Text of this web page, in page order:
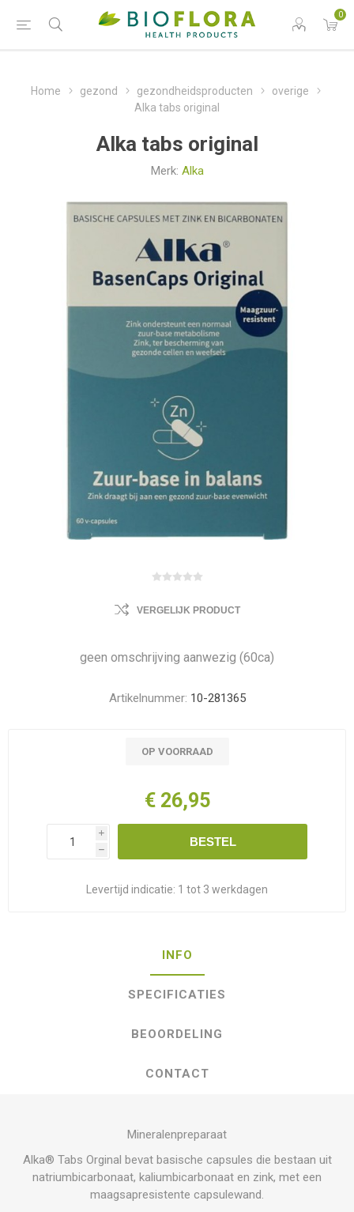
0
Home gezond gezondheidsproducten
overige
Alka tabs original
Alka tabs original
Merk: Alka
VERGELIJK PRODUCT
geen omschrijving aanwezig (60ca)
Artikelnummer: 10-281365
OP VOORRAAD
€ 26,95
i
h
BESTEL
Levertijd indicatie: 1 tot 3 werkdagen
INFO
SPECIFICATIES
BEOORDELING
CONTACT
Mineralenpreparaat
Alka® Tabs Orginal bevat basische capsules die bestaan uit
natriumbicarbonaat, kaliumbicarbonaat en zink, met een
maagsapresistente capsulewand.